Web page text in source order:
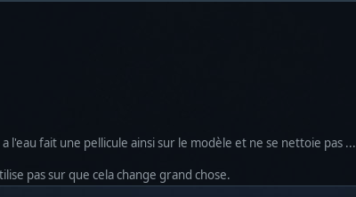
fait une pellicule ainsi sur le modèle et ne se nettoie pas ...
pas sur que cela change grand chose.